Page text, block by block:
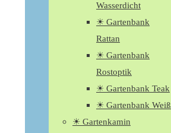
Wasserdicht
☀ Gartenbank
Rattan
☀ Gartenbank
Rostoptik
☀ Gartenbank Teak
☀ Gartenbank Weiß
☀ Gartenkamin